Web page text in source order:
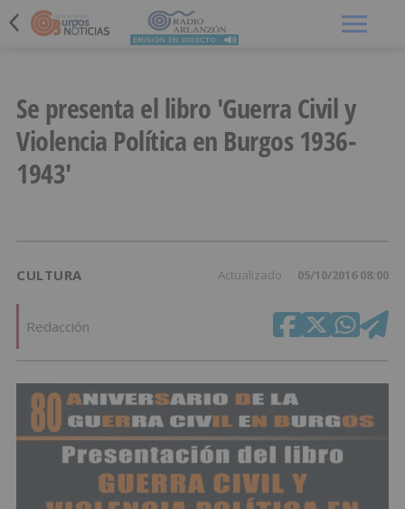
Se presenta el libro 'Guerra Civil y
Violencia Política en Burgos 1936-
1943'
CULTURA Actualizado 05/10/2016 08:00
Redacción